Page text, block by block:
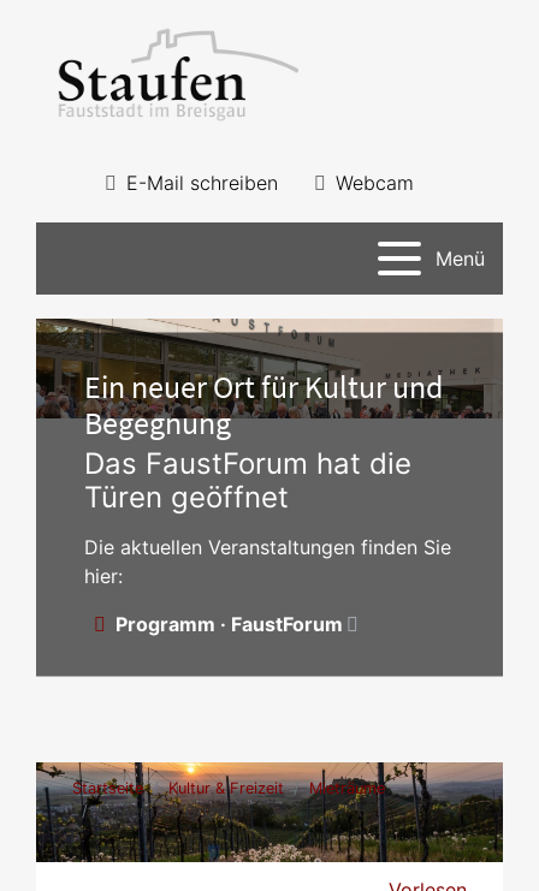
E-Mail schreiben Webcam
Menü
Ein neuer Ort für Kultur und
Begegnung
Das FaustForum hat die
Türen geöffnet
Die aktuellen Veranstaltungen finden Sie
hier:
Programm · FaustForum
Startseite Kultur & Freizeit
Mieträume
Bürgerhaus Grunern